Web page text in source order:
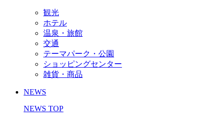
観光
ホテル
温泉・旅館
交通
テーマパーク・公園
ショッピングセンター
雑貨・商品
NEWS
NEWS TOP